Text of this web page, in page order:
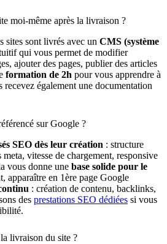
moi-même après la livraison ?
sites sont livrés avec un CMS (système
qui vous permet de modifier
ajouter des pages, publier des articles
formation de 2h pour vous apprendre à
également une documentation
sur Google ?
SEO dès leur création : structure
vitesse de chargement, responsive
vous donne une base solide pour le
apparaître en 1ère page Google
: création de contenu, backlinks,
des prestations SEO dédiées si vous
livraison du site ?